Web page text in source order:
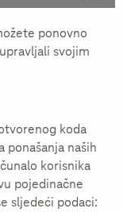
ponovno
svojim
koda
ponašanja naših
korisnika
pojedinačne
sljedeći podaci: